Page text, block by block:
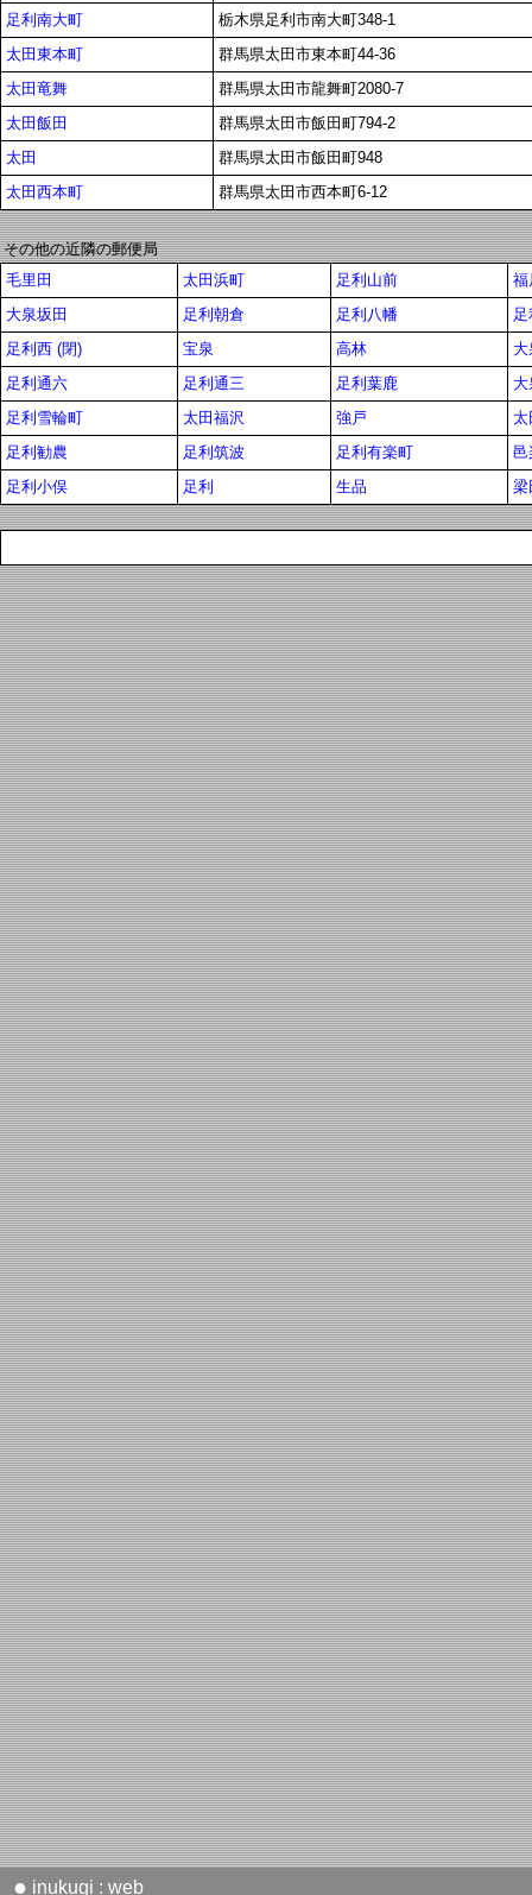
足利南大町
栃木県足利市南大町348-1
太田東本町
群馬県太田市東本町44-36
太田竜舞
群馬県太田市龍舞町2080-7
太田飯田
群馬県太田市飯田町794-2
太田
群馬県太田市飯田町948
太田西本町
群馬県太田市西本町6-12
その他の近隣の郵便局
毛里田
太田浜町 足利山前
福
大泉坂田
足利朝倉 足利八幡
足利西 (閉)
宝泉 高林
大
足利通六
足利通三 足利葉鹿
足利雪輪町
太田福沢 強戸
太
足利勧農
足利筑波 足利有楽町
邑
足利小俣
足利 生品 梁
● inukugi : web